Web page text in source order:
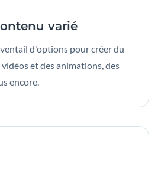
varié
d'options pour créer du
et des animations, des
encore.